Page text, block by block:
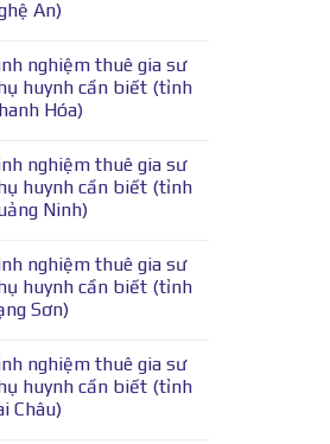
An)
nghiệm thuê gia sư
huynh cần biết (tỉnh
Hóa)
nghiệm thuê gia sư
huynh cần biết (tỉnh
Ninh)
nghiệm thuê gia sư
huynh cần biết (tỉnh
Sơn)
nghiệm thuê gia sư
huynh cần biết (tỉnh
Châu)